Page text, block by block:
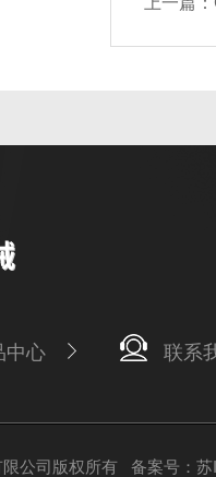
中心 联系
限公司版权所有 备案号：